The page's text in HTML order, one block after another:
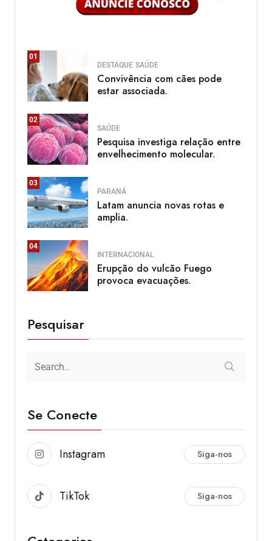
01
DESTAQUE SAÚDE
Convivência com cães pode
estar associada.
02
SAÚDE
Pesquisa investiga relação entre
envelhecimento molecular.
03
PARANÁ
Latam anuncia novas rotas e
amplia.
04
INTERNACIONAL
Erupção do vulcão Fuego
provoca evacuações.
Pesquisar
Se Conecte
Instagram Siga-nos
TikTok Siga-nos